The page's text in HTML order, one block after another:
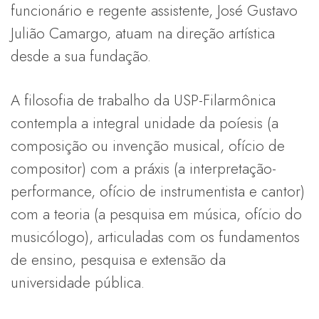
funcionário e regente assistente, José Gustavo
Julião Camargo, atuam na direção artística
desde a sua fundação.
A filosofia de trabalho da USP-Filarmônica
contempla a integral unidade da poíesis (a
composição ou invenção musical, ofício de
compositor) com a práxis (a interpretação-
performance, ofício de instrumentista e cantor)
com a teoria (a pesquisa em música, ofício do
musicólogo), articuladas com os fundamentos
de ensino, pesquisa e extensão da
universidade pública.